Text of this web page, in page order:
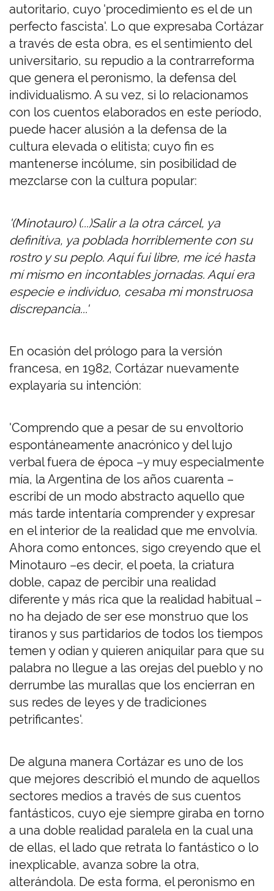
autoritario, cuyo 'procedimiento es el de un
perfecto fascista'. Lo que expresaba Cortázar
a través de esta obra, es el sentimiento del
universitario, su repudio a la contrarreforma
que genera el peronismo, la defensa del
individualismo. A su vez, si lo relacionamos
con los cuentos elaborados en este período,
puede hacer alusión a la defensa de la
cultura elevada o elitista; cuyo fin es
mantenerse incólume, sin posibilidad de
mezclarse con la cultura popular:
'(Minotauro) (...)Salir a la otra cárcel, ya
definitiva, ya poblada horriblemente con su
rostro y su peplo. Aquí fui libre, me icé hasta
mí mismo en incontables jornadas. Aquí era
especie e individuo, cesaba mi monstruosa
discrepancia...'
En ocasión del prólogo para la versión
francesa, en 1982, Cortázar nuevamente
explayaría su intención:
'Comprendo que a pesar de su envoltorio
espontáneamente anacrónico y del lujo
verbal fuera de época –y muy especialmente
mía, la Argentina de los años cuarenta –
escribí de un modo abstracto aquello que
más tarde intentaría comprender y expresar
en el interior de la realidad que me envolvía.
Ahora como entonces, sigo creyendo que el
Minotauro –es decir, el poeta, la criatura
doble, capaz de percibir una realidad
diferente y más rica que la realidad habitual –
no ha dejado de ser ese monstruo que los
tiranos y sus partidarios de todos los tiempos
temen y odian y quieren aniquilar para que su
palabra no llegue a las orejas del pueblo y no
derrumbe las murallas que los encierran en
sus redes de leyes y de tradiciones
petrificantes'.
De alguna manera Cortázar es uno de los
que mejores describió el mundo de aquellos
sectores medios a través de sus cuentos
fantásticos, cuyo eje siempre giraba en torno
a una doble realidad paralela en la cual una
de ellas, el lado que retrata lo fantástico o lo
inexplicable, avanza sobre la otra,
alterándola. De esta forma, el peronismo en